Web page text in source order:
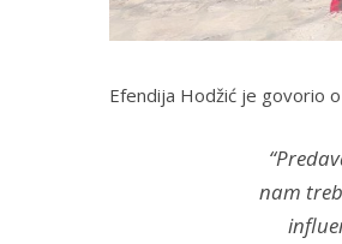
Efendija Hodžić je govorio
nam